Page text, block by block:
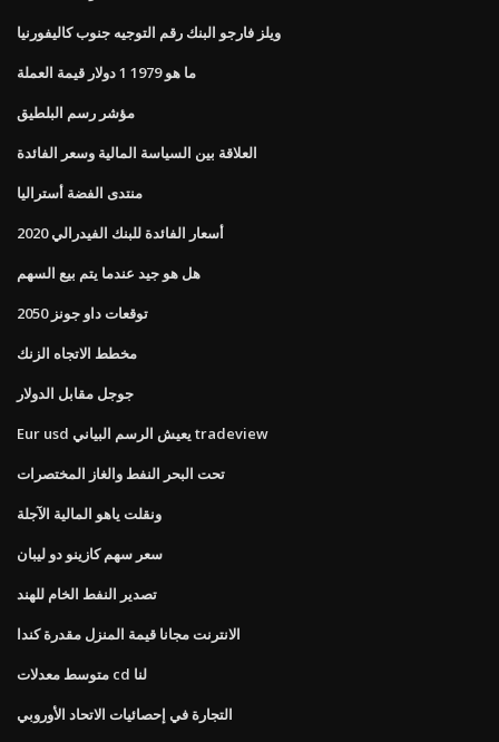
ويلز فارجو البنك رقم التوجيه جنوب كاليفورنيا
ما هو 1979 1 دولار قيمة العملة
مؤشر رسم البلطيق
العلاقة بين السياسة المالية وسعر الفائدة
منتدى الفضة أستراليا
أسعار الفائدة للبنك الفيدرالي 2020
هل هو جيد عندما يتم بيع السهم
توقعات داو جونز 2050
مخطط الاتجاه الزنك
جوجل مقابل الدولار
Eur usd يعيش الرسم البياني tradeview
تحت البحر النفط والغاز المختصرات
ونقلت ياهو المالية الآجلة
سعر سهم كازينو دو ليبان
تصدير النفط الخام للهند
الانترنت مجانا قيمة المنزل مقدرة كندا
متوسط ​​معدلات cd لنا
التجارة في إحصائيات الاتحاد الأوروبي